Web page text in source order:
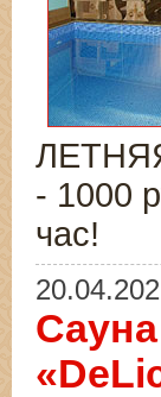
- 1000
час!
Сауна